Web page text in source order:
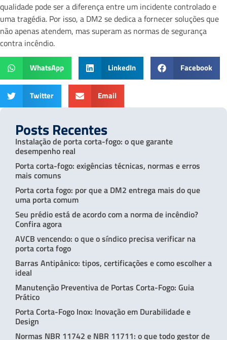
qualidade pode ser a diferença entre um incidente controlado e
uma tragédia. Por isso, a DM2 se dedica a fornecer soluções que
não apenas atendem, mas superam as normas de segurança
contra incêndio.
WhatsApp LinkedIn Facebook
Twitter Email
Posts Recentes
Instalação de porta corta-fogo: o que garante
desempenho real
Porta corta-fogo: exigências técnicas, normas e erros
mais comuns
Porta corta fogo: por que a DM2 entrega mais do que
uma porta comum
Seu prédio está de acordo com a norma de incêndio?
Confira agora
AVCB vencendo: o que o síndico precisa verificar na
porta corta fogo
Barras Antipânico: tipos, certificações e como escolher a
ideal
Manutenção Preventiva de Portas Corta-Fogo: Guia
Prático
Porta Corta-Fogo Inox: Inovação em Durabilidade e
Design
Normas NBR 11742 e NBR 11711: o que todo gestor de